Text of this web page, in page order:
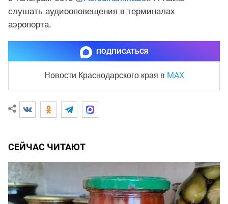
слушать аудиооповещения в терминалах
аэропорта.
ПОДПИСАТЬСЯ
Новости Краснодарского края в MAX
СЕЙЧАС ЧИТАЮТ